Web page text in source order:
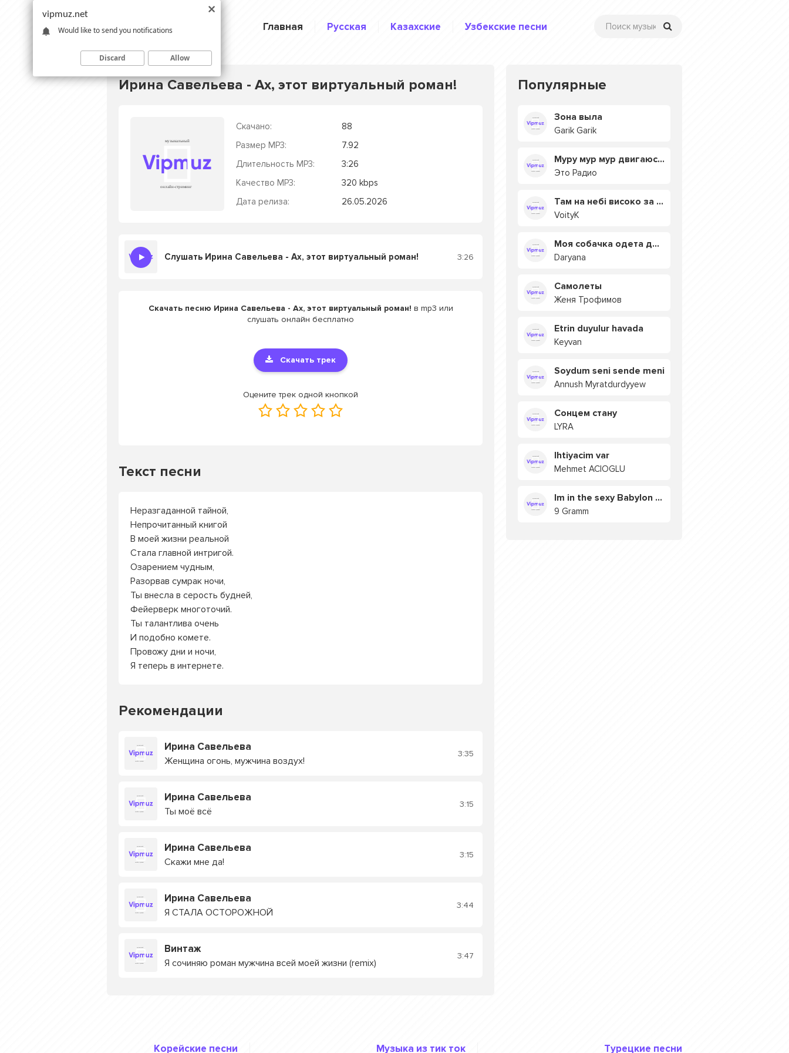
Главная Русская Казахские Узбекские песни
Ирина Савельева - Ах, этот виртуальный роман!
Скачано:
88
Размер MP3:
7.92
Длительность MP3:
3:26
Качество MP3:
320 kbps
Дата релиза:
26.05.2026
Слушать Ирина Савельева - Ах, этот виртуальный роман! 3:26
Скачать песню Ирина Савельева - Ах, этот виртуальный роман! в mp3 или
слушать онлайн бесплатно
Скачать трек
Оцените трек одной кнопкой
Текст песни
Неразгаданной тайной,
Непрочитанный книгой
В моей жизни реальной
Стала главной интригой.
Озарением чудным,
Разорвав сумрак ночи,
Ты внесла в серость будней,
Фейерверк многоточий.
Ты талантлива очень
И подобно комете.
Провожу дни и ночи,
Я теперь в интернете.
Рекомендации
Ирина Савельева
Женщина огонь, мужчина воздух!
3:35
Ирина Савельева
Ты моё всё
3:15
Ирина Савельева
Скажи мне да!
3:15
Ирина Савельева
Я СТАЛА ОСТОРОЖНОЙ
3:44
Винтаж
Я сочиняю роман мужчина всей моей жизни (remix)
3:47
Популярные
Зона выла
Garik Garik
Муру мур мур двигаюсь на мурмулях
Это Радио
Там на небі високо за хмарами
VoityK
Моя собачка одета дороже тебя
Daryana
Самолеты
Женя Трофимов
Etrin duyulur havada
Keyvan
Soydum seni sende meni
Annush Myratdurdyyew
Сонцем стану
LYRA
Ihtiyacim var
Mehmet ACIOGLU
Im in the sexy Babylon БУЯ
9 Gramm
Корейские песни Музыка из тик ток Турецкие песни
vipmuz.net
Would like to send you notifications
Discard Allow